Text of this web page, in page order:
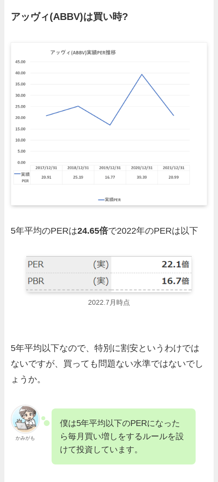
アッヴィ(ABBV)は買い時?
5年平均のPERは24.65倍で2022年のPERは以下
2022.7月時点
5年平均以下なので、特別に割安というわけでは
ないですが、買っても問題ない水準ではないでし
ょうか。
かみがも
僕は5年平均以下のPERになった
ら毎月買い増しをするルールを設
けて投資しています。